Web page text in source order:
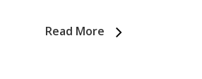
Read More